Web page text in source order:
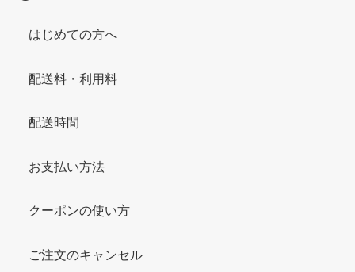
はじめての方へ
配送料・利用料
配送時間
お支払い方法
クーポンの使い方
ご注文のキャンセル